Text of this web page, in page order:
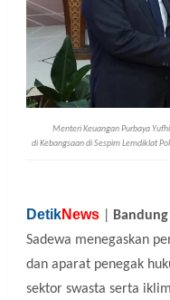
Menteri Keuangan Purbaya
diKebangsaan di Sespim Lemdiklat
DetikNews| Bandung
Sadewa menegaskan
dan aparat penegak
sektor swasta serta